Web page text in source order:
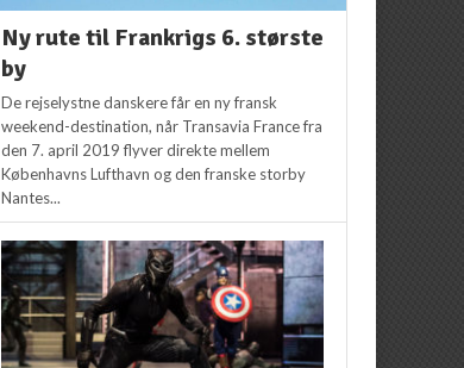
Ny rute til Frankrigs 6. største
by
De rejselystne danskere får en ny fransk
weekend-destination, når Transavia France fra
den 7. april 2019 flyver direkte mellem
Københavns Lufthavn og den franske storby
Nantes...